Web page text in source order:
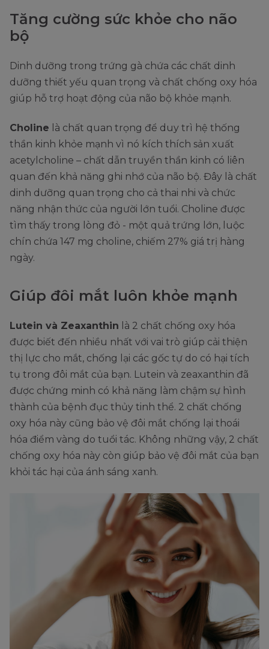
Tăng cường sức khỏe cho não
bộ
Dinh dưỡng trong trứng gà chứa các chất dinh
dưỡng thiết yếu quan trọng và chất chống oxy hóa
giúp hỗ trợ hoạt động của não bộ khỏe mạnh.
Choline là chất quan trọng để duy trì hệ thống
thần kinh khỏe mạnh vì nó kích thích sản xuất
acetylcholine – chất dẫn truyền thần kinh có liên
quan đến khả năng ghi nhớ của não bộ. Đây là chất
dinh dưỡng quan trọng cho cả thai nhi và chức
năng nhận thức của người lớn tuổi. Choline được
tìm thấy trong lòng đỏ - một quả trứng lớn, luộc
chín chứa 147 mg choline, chiếm 27% giá trị hàng
ngày.
Giúp đôi mắt luôn khỏe mạnh
Lutein và Zeaxanthin là 2 chất chống oxy hóa
được biết đến nhiều nhất với vai trò giúp cải thiện
thị lực cho mắt, chống lại các gốc tự do có hại tích
tụ trong đôi mắt của bạn. Lutein và zeaxanthin đã
được chứng minh có khả năng làm chậm sự hình
thành của bệnh đục thủy tinh thể. 2 chất chống
oxy hóa này cũng bảo vệ đôi mắt chống lại thoái
hóa điểm vàng do tuổi tác. Không những vậy, 2 chất
chống oxy hóa này còn giúp bảo vệ đôi mắt của bạn
khỏi tác hại của ánh sáng xanh.